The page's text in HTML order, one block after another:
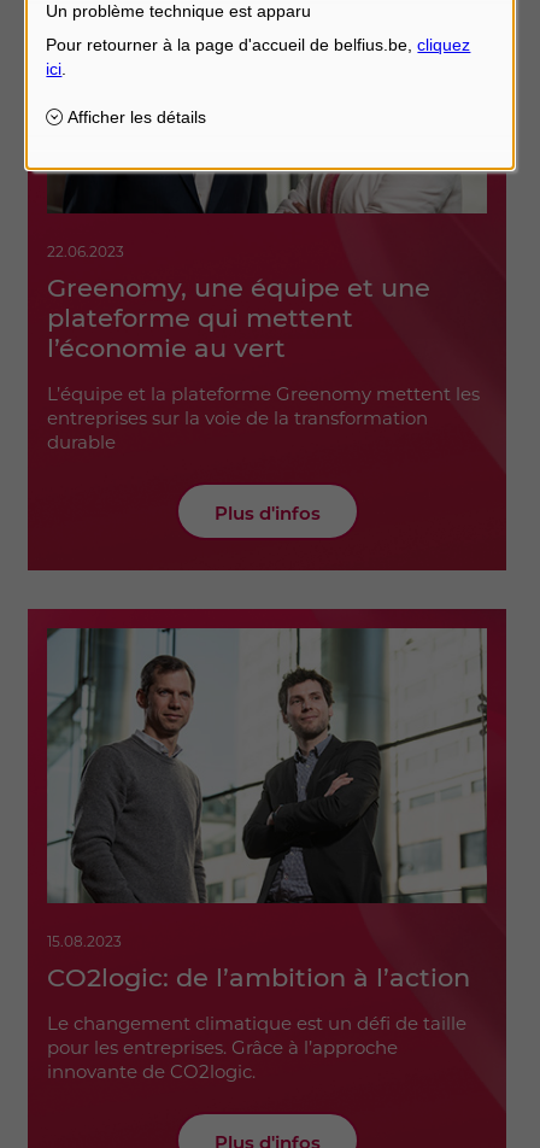
22.06.2023
Greenomy, une équipe et une
plateforme qui mettent
l’économie au vert
L’équipe et la plateforme Greenomy mettent les
entreprises sur la voie de la transformation
durable
Plus d'infos
15.08.2023
CO2logic: de l’ambition à l’action
Le changement climatique est un défi de taille
pour les entreprises. Grâce à l’approche
innovante de CO2logic.
Plus d'infos
Un problème technique est apparu